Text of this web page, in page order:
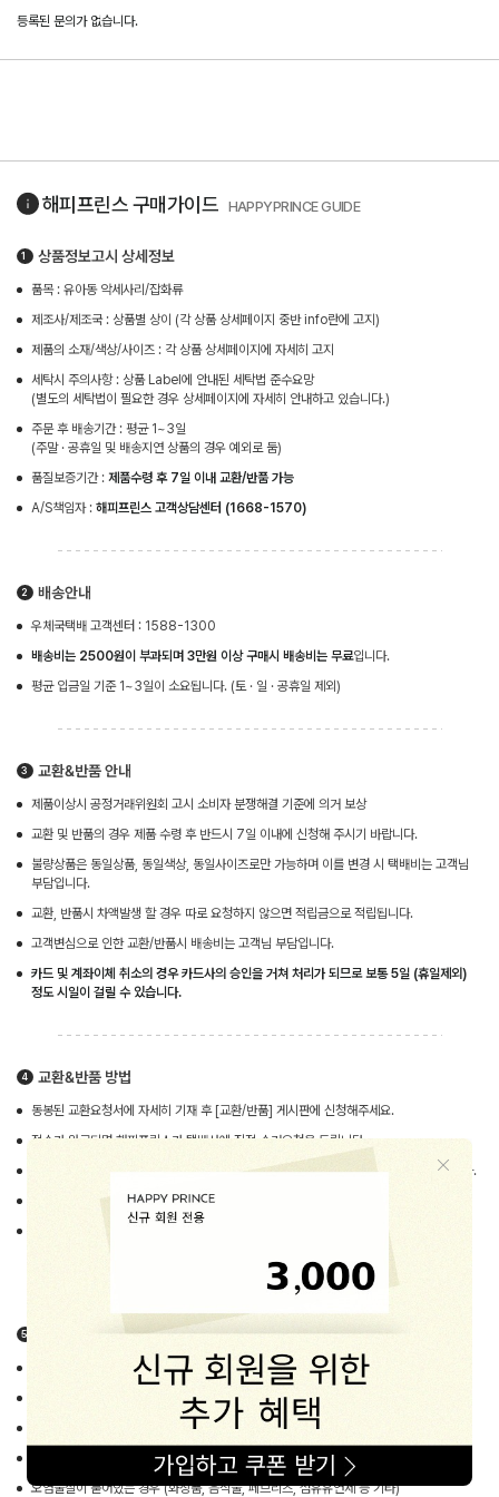
등록된 문의가 없습니다.
해피프린스구매가이드 HAPPYPRINCE GUIDE
상품정보고시 상세정보
품목 : 유아동 악세사리/잡화류
제조사/제조국 : 상품별 상이 (각 상품 상세페이지 중반 info란에 고지)
제품의 소재/색상/사이즈 : 각 상품 상세페이지에 자세히 고지
세탁시 주의사항 : 상품 Label에 안내된 세탁법 준수요망
(별도의 세탁법이 필요한 경우 상세페이지에 자세히 안내하고 있습니다.)
주문 후 배송기간 : 평균 1~3일
(주말 · 공휴일 및 배송지연 상품의 경우 예외로 둠)
품질보증기간 : 제품수령 후 7일 이내 교환/반품 가능
A/S책임자 : 해피프린스 고객상담센터 (1668-1570)
배송안내
우체국택배 고객센터 : 1588-1300
배송비는 2500원이 부과되며 3만원 이상 구매시 배송비는 무료입니다.
평균 입금일 기준 1~3일이 소요됩니다. (토 · 일 · 공휴일 제외)
교환&반품 안내
제품이상시 공정거래위원회 고시 소비자 분쟁해결 기준에 의거 보상
교환 및 반품의 경우 제품 수령 후 반드시 7일 이내에 신청해 주시기 바랍니다.
불량상품은 동일상품, 동일색상, 동일사이즈로만 가능하며 이를 변경 시 택배비는 고객님
부담입니다.
교환, 반품시 차액발생 할 경우 따로 요청하지 않으면 적립금으로 적립됩니다.
고객변심으로 인한 교환/반품시 배송비는 고객님 부담입니다.
카드 및 계좌이체 취소의 경우 카드사의 승인을 거쳐 처리가 되므로 보통 5일 (휴일제외)
정도 시일이 걸릴 수 있습니다.
교환&반품 방법
동봉된 교환요청서에 자세히 기재 후 [교환/반품] 게시판에 신청해주세요.
접수가 완료되면 해피프린스가 택배사에 직접 수거요청을 드립니다.
타택배 이용시 별도의 신청없이 보내주시되 택배비는 반드시 선불로 보내주시기 바랍니다.
상품을 받은 그대로 (tag, 박스포장, 사은품) 포장해주세요.
교환&반품 불가사유
고객님의 책임있는 사유로 상품등이 멸실 또는 훼손된 경우
상품이 훼손되어 상품가치가 현저히 상실된 경우
상품의 Tag을 훼손 및 멸실한 경우
시간 경과에 의하여 재판매가 곤란할 정도로 상품의 가치가 현저히 감소한 경우
오염물질이 묻어있는 경우 (화장품, 음식물, 페브리즈, 섬유유연제 등 기타)